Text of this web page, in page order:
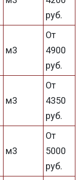
руб.
м3
От
4900
руб.
м3
От
4350
руб.
м3
От
5000
руб.